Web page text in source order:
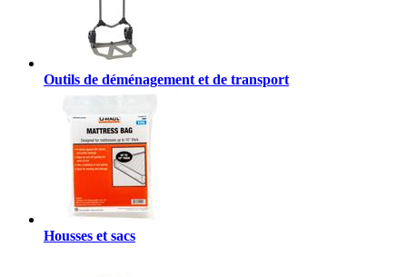
Outils de déménagement et de transport
Housses et sacs